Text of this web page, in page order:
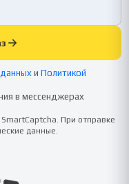
и Политикой
в мессенджерах
При отправке
данные.